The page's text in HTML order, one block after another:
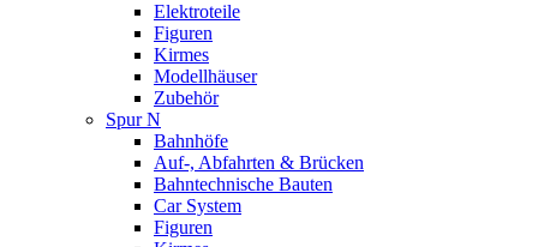
Elektroteile
Figuren
Kirmes
Modellhäuser
Zubehör
Spur N
Bahnhöfe
Auf-, Abfahrten & Brücken
Bahntechnische Bauten
Car System
Figuren